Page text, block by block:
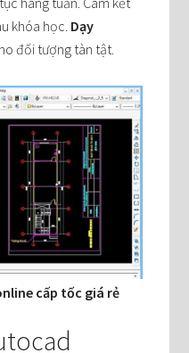
khóa học. Dạy
đối tượng tàn tật.
cấp tốc giá rẻ